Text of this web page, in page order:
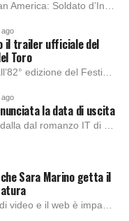
ago
il trailer ufficiale del
Toro
ago
la data di uscita
Sara Marino getta il